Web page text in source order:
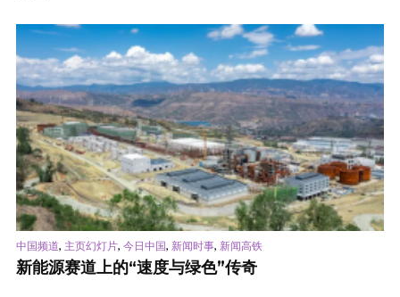
中国频道, 主页幻灯片, 今日中国, 新闻时事, 新闻高铁
新能源赛道上的“速度与绿色”传奇